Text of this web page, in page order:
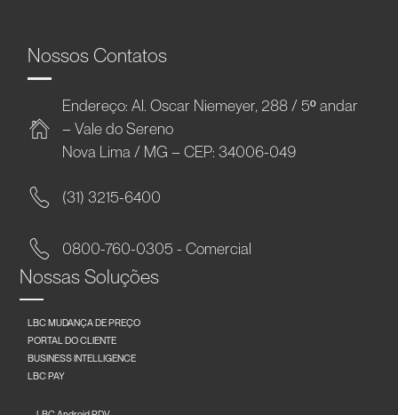
Nossos Contatos
Endereço: Al. Oscar Niemeyer, 288 / 5º andar
– Vale do Sereno
Nova Lima / MG – CEP: 34006-049
(31) 3215-6400
0800-760-0305 - Comercial
Nossas Soluções
LBC MUDANÇA DE PREÇO
PORTAL DO CLIENTE
BUSINESS INTELLIGENCE
LBC PAY